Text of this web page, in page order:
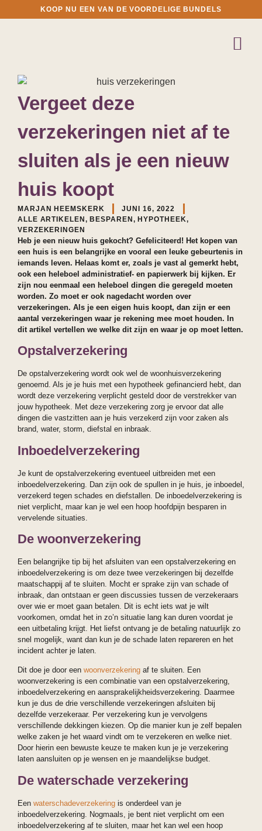
KOOP NU EEN VAN DE VOORDELIGE BUNDELS
Vergeet deze
verzekeringen niet af te
sluiten als je een nieuw
huis koopt
MARJAN HEEMSKERK
JUNI 16, 2022
ALLE ARTIKELEN,BESPAREN,HYPOTHEEK,
VERZEKERINGEN
Heb je een nieuw huis gekocht? Gefeliciteerd! Het kopen van
een huis is een belangrijke en vooral een leuke gebeurtenis in
iemands leven. Helaas komt er, zoals je vast al gemerkt hebt,
ook een heleboel administratief- en papierwerk bij kijken. Er
zijn nou eenmaal een heleboel dingen die geregeld moeten
worden. Zo moet er ook nagedacht worden over
verzekeringen. Als je een eigen huis koopt, dan zijn er een
aantal verzekeringen waar je rekening mee moet houden. In
dit artikel vertellen we welke dit zijn en waar je op moet letten.
Opstalverzekering
De opstalverzekering wordt ook wel de woonhuisverzekering
genoemd. Als je je huis met een hypotheek gefinancierd hebt, dan
wordt deze verzekering verplicht gesteld door de verstrekker van
jouw hypotheek. Met deze verzekering zorg je ervoor dat alle
dingen die vastzitten aan je huis verzekerd zijn voor zaken als
brand, water, storm, diefstal en inbraak.
Inboedelverzekering
Je kunt de opstalverzekering eventueel uitbreiden met een
inboedelverzekering. Dan zijn ook de spullen in je huis, je inboedel,
verzekerd tegen schades en diefstallen. De inboedelverzekering is
niet verplicht, maar kan je wel een hoop hoofdpijn besparen in
vervelende situaties.
De woonverzekering
Een belangrijke tip bij het afsluiten van een opstalverzekering en
inboedelverzekering is om deze twee verzekeringen bij dezelfde
maatschappij af te sluiten. Mocht er sprake zijn van schade of
inbraak, dan ontstaan er geen discussies tussen de verzekeraars
over wie er moet gaan betalen. Dit is echt iets wat je wilt
voorkomen, omdat het in zo’n situatie lang kan duren voordat je
een uitbetaling krijgt. Het liefst ontvang je de betaling natuurlijk zo
snel mogelijk, want dan kun je de schade laten repareren en het
incident achter je laten.
Dit doe je door een woonverzekering af te sluiten. Een
woonverzekering is een combinatie van een opstalverzekering,
inboedelverzekering en aansprakelijkheidsverzekering. Daarmee
kun je dus de drie verschillende verzekeringen afsluiten bij
dezelfde verzekeraar. Per verzekering kun je vervolgens
verschillende dekkingen kiezen. Op die manier kun je zelf bepalen
welke zaken je het waard vindt om te verzekeren en welke niet.
Door hierin een bewuste keuze te maken kun je je verzekering
laten aansluiten op je wensen en je maandelijkse budget.
De waterschade verzekering
Een waterschadeverzekering is onderdeel van je
inboedelverzekering. Nogmaals, je bent niet verplicht om een
inboedelverzekering af te sluiten, maar het kan wel een hoop